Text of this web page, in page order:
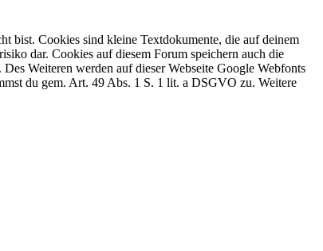
bist. Cookies sind kleine Textdokumente, die auf deinem
dar. Cookies auf diesem Forum speichern auch die
Weiteren werden auf dieser Webseite Google Webfonts
du gem. Art. 49 Abs. 1 S. 1 lit. a DSGVO zu. Weitere